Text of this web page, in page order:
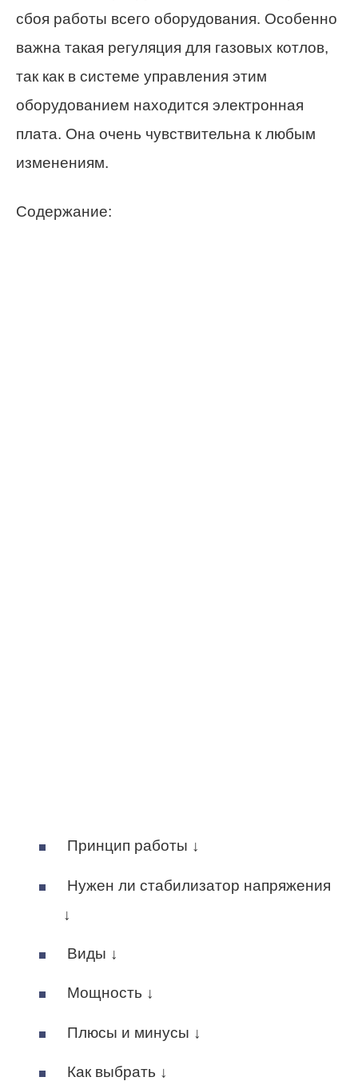
сбоя работы всего оборудования. Особенно
важна такая регуляция для газовых котлов,
так как в системе управления этим
оборудованием находится электронная
плата. Она очень чувствительна к любым
изменениям.
Содержание:
Принцип работы ↓
Нужен ли стабилизатор напряжения
↓
Виды ↓
Мощность ↓
Плюсы и минусы ↓
Как выбрать ↓